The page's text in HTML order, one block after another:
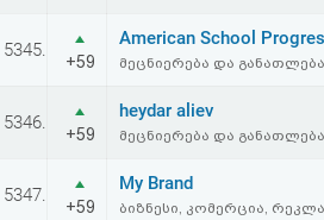
კოდი
სალიცენზიო
5345.
+59
American School
მეცნიერება და განათლება
5346.
+59
heydar aliev
მეცნიერება და განათლება
5347.
+59
My Brand
ბიზნესი, კომერცია,